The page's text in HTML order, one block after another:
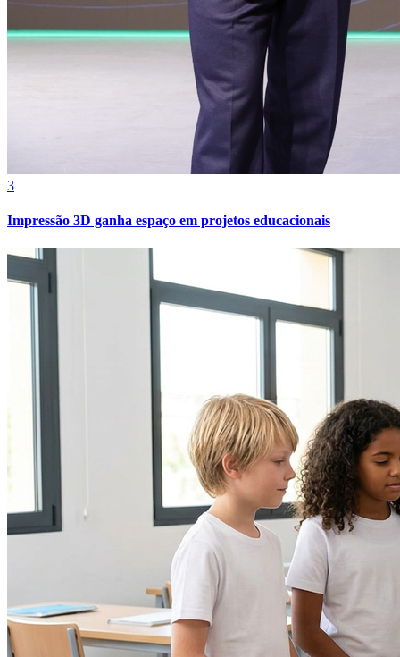
Grêmio
3
Impressão 3D ganha espaço em projetos educacionais